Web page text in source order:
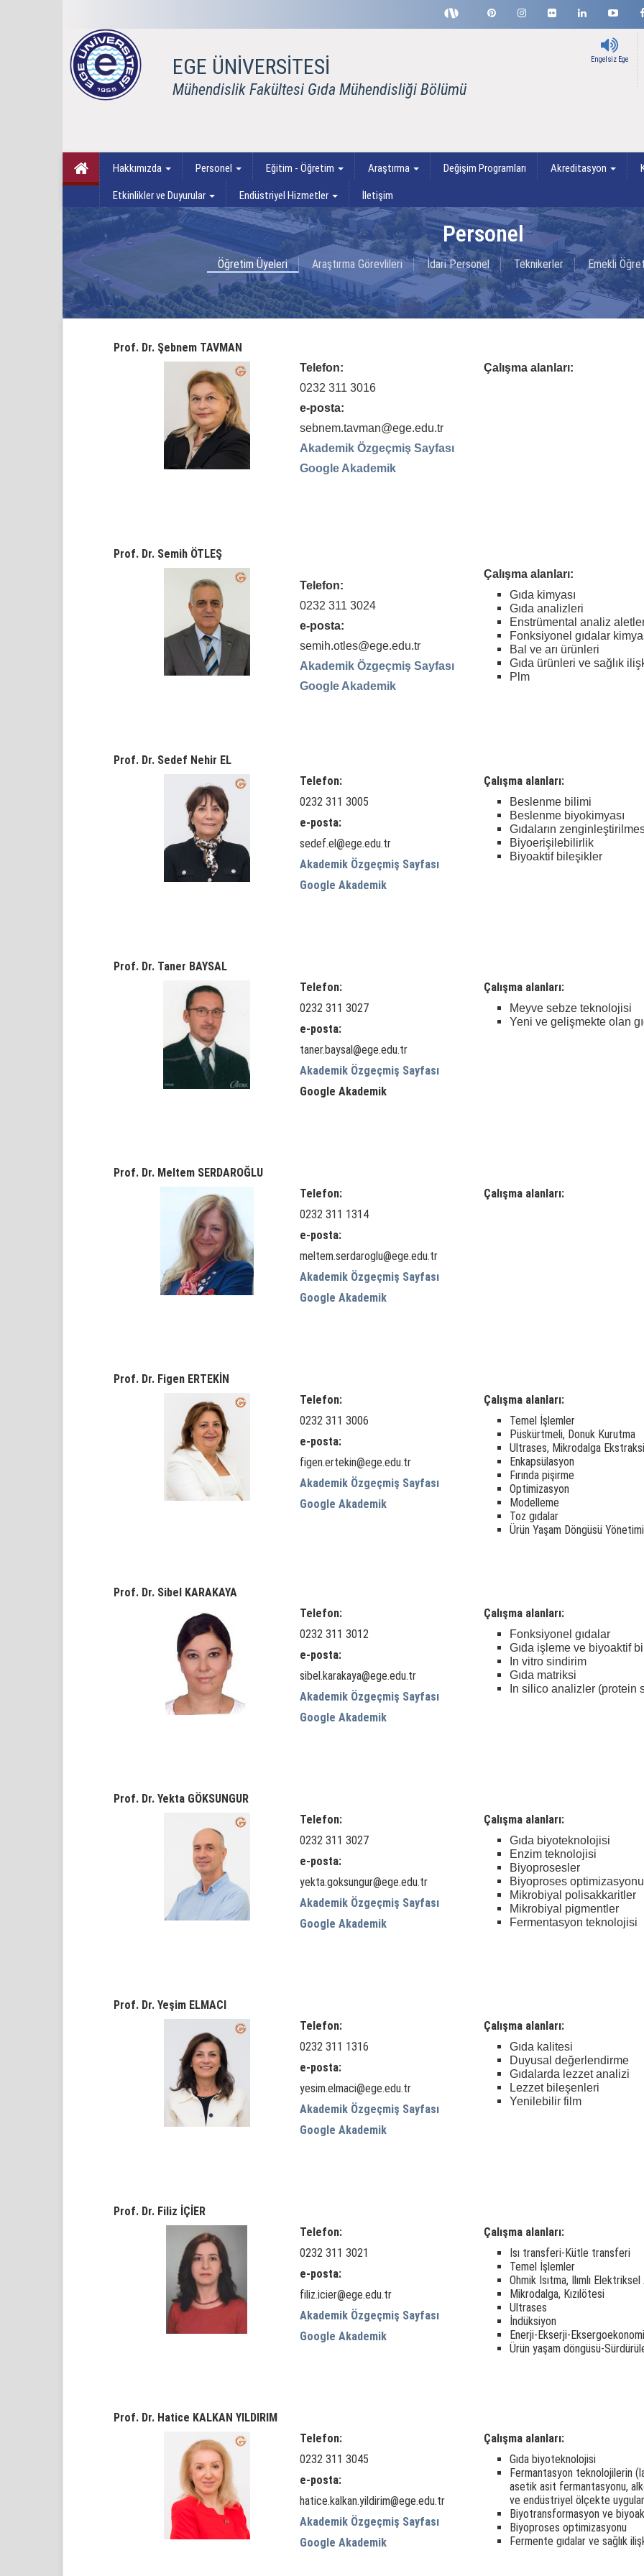
EGE ÜNİVERSİTESİ
Mühendislik Fakültesi Gıda Mühendisliği Bölümü
Engelsiz Ege
Hakkımızda Personel Eğitim - Öğretim Araştırma Değişim Programları Akreditasyon
Etkinlikler ve Duyurular Endüstriyel Hizmetler İletişim
Personel
Öğretim Üyeleri Araştırma Görevlileri İdari Personel Teknikerler Emekli
Prof. Dr. Şebnem TAVMAN
Telefon:
0232 311 3016
e-posta:
sebnem.tavman@ege.edu.tr
Akademik Özgeçmiş Sayfası
Google Akademik
Çalışma alanları:
Prof. Dr. Semih ÖTLEŞ
Telefon:
0232 311 3024
e-posta:
semih.otles@ege.edu.tr
Akademik Özgeçmiş Sayfası
Google Akademik
Çalışma alanları:
Gıda kimyası
Gıda analizleri
Enstrümental analiz
Fonksiyonel gıdalar
Bal ve arı ürünleri
Gıda ürünleri ve sağlık
Plm
Prof. Dr. Sedef Nehir EL
Telefon:
0232 311 3005
e-posta:
sedef.el@ege.edu.tr
Akademik Özgeçmiş Sayfası
Google Akademik
Çalışma alanları:
Beslenme bilimi
Beslenme biyokimyası
Gıdaların
Biyoerişilebilirlik
Biyoaktif bileşikler
Prof. Dr. Taner BAYSAL
Telefon:
0232 311 3027
e-posta:
taner.baysal@ege.edu.tr
Akademik Özgeçmiş Sayfası
Google Akademik
Çalışma alanları:
Meyve sebze teknolojisi
Yeni ve gelişmekte olan
Prof. Dr. Meltem SERDAROĞLU
Telefon:
0232 311 1314
e-posta:
meltem.serdaroglu@ege.edu.tr
Akademik Özgeçmiş Sayfası
Google Akademik
Çalışma alanları:
Prof. Dr. Figen ERTEKİN
Telefon:
0232 311 3006
e-posta:
figen.ertekin@ege.edu.tr
Akademik Özgeçmiş Sayfası
Google Akademik
Çalışma alanları:
Temel İşlemler
Püskürtmeli, Donuk Kurutma
Ultrases, Mikrodalga
Enkapsülasyon
Fırında pişirme
Optimizasyon
Modelleme
Toz gıdalar
Ürün Yaşam Döngüsü Yönetimi
Prof. Dr. Sibel KARAKAYA
Telefon:
0232 311 3012
e-posta:
sibel.karakaya@ege.edu.tr
Akademik Özgeçmiş Sayfası
Google Akademik
Çalışma alanları:
Fonksiyonel gıdalar
Gıda işleme ve biyoaktif
In vitro sindirim
Gıda matriksi
In silico analizler (protein
Prof. Dr. Yekta GÖKSUNGUR
Telefon:
0232 311 3027
e-posta:
yekta.goksungur@ege.edu.tr
Akademik Özgeçmiş Sayfası
Google Akademik
Çalışma alanları:
Gıda biyoteknolojisi
Enzim teknolojisi
Biyoprosesler
Biyoproses optimizasyonu
Mikrobiyal polisakkaritler
Mikrobiyal pigmentler
Fermentasyon teknolojisi
Prof. Dr. Yeşim ELMACI
Telefon:
0232 311 1316
e-posta:
yesim.elmaci@ege.edu.tr
Akademik Özgeçmiş Sayfası
Google Akademik
Çalışma alanları:
Gıda kalitesi
Duyusal değerlendirme
Gıdalarda lezzet analizi
Lezzet bileşenleri
Yenilebilir film
Prof. Dr. Filiz İÇİER
Telefon:
0232 311 3021
e-posta:
filiz.icier@ege.edu.tr
Akademik Özgeçmiş Sayfası
Google Akademik
Çalışma alanları:
Isı transferi-Kütle transferi
Temel İşlemler
Ohmik Isıtma, Ilımlı Elektriksel
Mikrodalga, Kızılötesi
Ultrases
İndüksiyon
Enerji-Ekserji-Eksergoekonomi
Ürün yaşam döngüsü-
Prof. Dr. Hatice KALKAN YILDIRIM
Telefon:
0232 311 3045
e-posta:
hatice.kalkan.yildirim@ege.edu.tr
Akademik Özgeçmiş Sayfası
Google Akademik
Çalışma alanları:
Gıda biyoteknolojisi
Fermantasyon teknolojilerin
asetik asit fermantasyonu,
ve endüstriyel ölçekte
Biyotransformasyon ve
Biyoproses optimizasyonu
Fermente gıdalar ve sağlık